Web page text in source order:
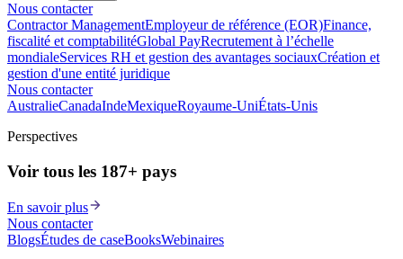
Nous contacter
Contractor ManagementEmployeur de référence (EOR)Finance,
fiscalité et comptabilitéGlobal PayRecrutement à l’échelle
mondialeServices RH et gestion des avantages sociauxCréation et
gestion d'une entité juridique
Nous contacter
AustralieCanadaIndeMexiqueRoyaume-UniÉtats-Unis
Perspectives
Voir tous les 187+ pays
En savoir plus
Nous contacter
BlogsÉtudes de caseBooksWebinaires